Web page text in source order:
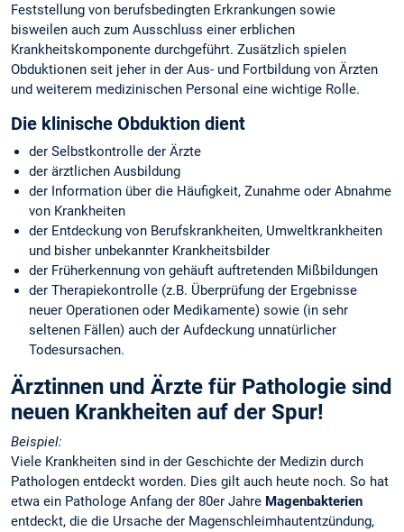
Feststellung von berufsbedingten Erkrankungen sowie
bisweilen auch zum Ausschluss einer erblichen
Krankheitskomponente durchgeführt. Zusätzlich spielen
Obduktionen seit jeher in der Aus- und Fortbildung von Ärzten
und weiterem medizinischen Personal eine wichtige Rolle.
Die klinische Obduktion dient
der Selbstkontrolle der Ärzte
der ärztlichen Ausbildung
der Information über die Häufigkeit, Zunahme oder Abnahme
von Krankheiten
der Entdeckung von Berufskrankheiten, Umweltkrankheiten
und bisher unbekannter Krankheitsbilder
der Früherkennung von gehäuft auftretenden Mißbildungen
der Therapiekontrolle (z.B. Überprüfung der Ergebnisse
neuer Operationen oder Medikamente) sowie (in sehr
seltenen Fällen) auch der Aufdeckung unnatürlicher
Todesursachen.
Ärztinnen und Ärzte für Pathologie sind
neuen Krankheiten auf der Spur!
Beispiel:
Viele Krankheiten sind in der Geschichte der Medizin durch
Pathologen entdeckt worden. Dies gilt auch heute noch. So hat
etwa ein Pathologe Anfang der 80er Jahre Magenbakterien
entdeckt, die die Ursache der Magenschleimhautentzündung,